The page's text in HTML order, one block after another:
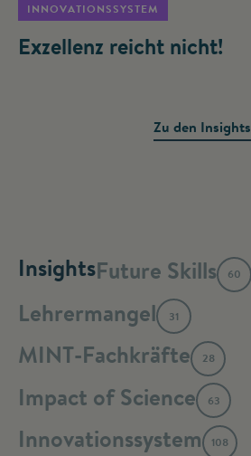
INNOVATIONSSYSTEM
Exzellenz reicht nicht!
Zu den Insights
InsightsFuture Skills 60
Lehrermangel 31
MINT-Fachkräfte 28
Impact of Science 63
Innovationssystem 108